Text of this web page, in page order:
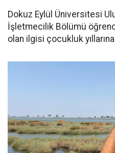
Dokuz Eylül Üniversitesi
İşletmecilik Bölümü
olan ilgisi çocukluk yıllarına